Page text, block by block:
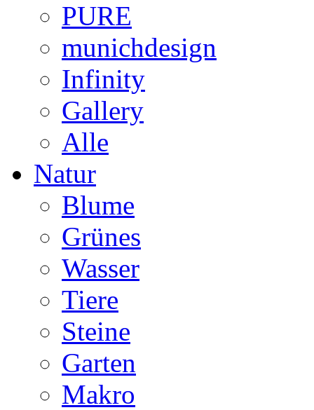
PURE
munichdesign
Infinity
Gallery
Alle
Natur
Blume
Grünes
Wasser
Tiere
Steine
Garten
Makro